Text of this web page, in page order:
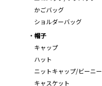
かごバッグ
ショルダーバッグ
帽子
キャップ
ハット
ニットキャップ/ビーニー
キャスケット